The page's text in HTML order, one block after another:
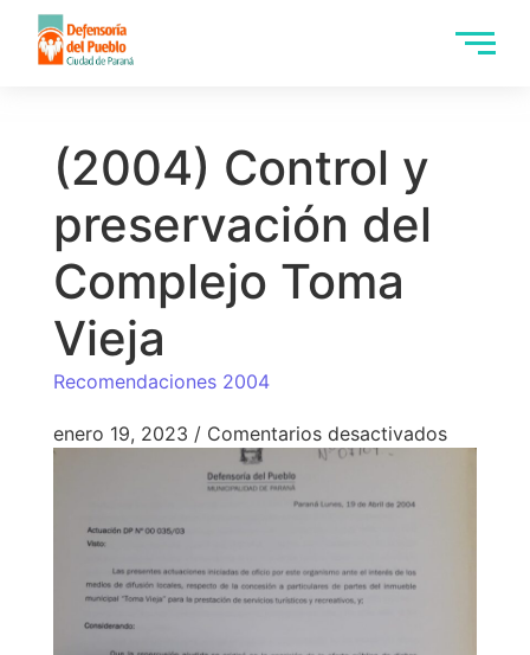
(2004) Control y
preservación del
Complejo Toma
Vieja
Recomendaciones 2004
enero 19, 2023 / Comentarios desactivados